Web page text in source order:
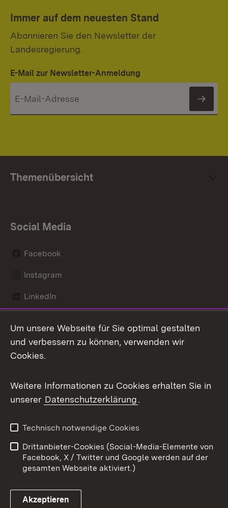
Immer auf dem neuesten Stand
Abonnieren Sie den Newsletter der
Landesregierung.
E-Mail zur Newsletter-Anmeldung
Themenübersicht
Social Media
Facebook
Instagram
LinkedIn
X / Twitter
Youtube
Link zum Landesportal
Kontakt
Datenschutz
Barrierefreiheit
Impressum
Cookies
Um unsere Webseite für Sie optimal gestalten
und verbessern zu können, verwenden wir
Cookies.
Weitere Informationen zu Cookies erhalten Sie in
unserer Datenschutzerklärung.
Technisch notwendige Cookies
Drittanbieter-Cookies (Social-Media-Elemente von
Facebook, X / Twitter und Google werden auf der
gesamten Webseite aktiviert.)
Akzeptieren